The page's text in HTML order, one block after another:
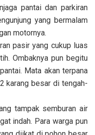
pantai dan parkiran
yang bermalam
motornya.
pasir yang cukup luas
Ombaknya pun begitu
Mata akan terpana
karang besar di tengah-
tampak semburan air
indah. Para warga pun